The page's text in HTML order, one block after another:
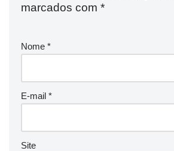
marcados com *
Nome *
E-mail *
Site